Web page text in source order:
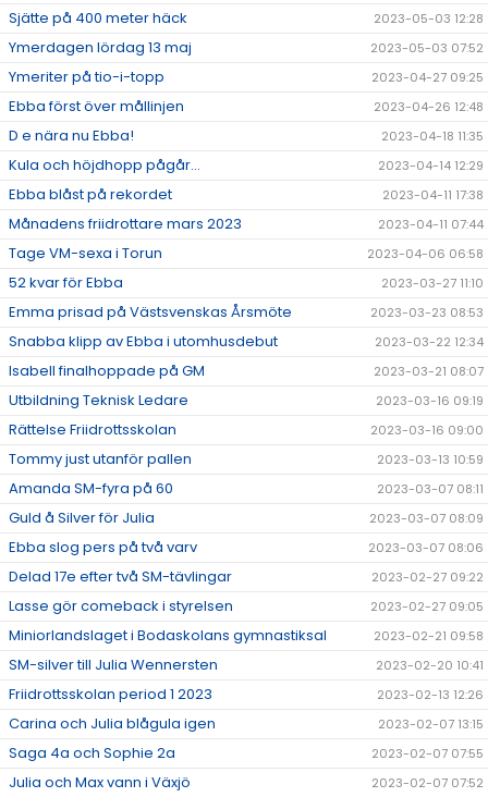
Sjätte på 400 meter häck 2023-05-03 12:28
Ymerdagen lördag 13 maj 2023-05-03 07:52
Ymeriter på tio-i-topp 2023-04-27 09:25
Ebba först över mållinjen 2023-04-26 12:48
D e nära nu Ebba! 2023-04-18 11:35
Kula och höjdhopp pågår... 2023-04-14 12:29
Ebba blåst på rekordet 2023-04-11 17:38
Månadens friidrottare mars 2023 2023-04-11 07:44
Tage VM-sexa i Torun 2023-04-06 06:58
52 kvar för Ebba 2023-03-27 11:10
Emma prisad på Västsvenskas Årsmöte 2023-03-23 08:53
Snabba klipp av Ebba i utomhusdebut 2023-03-22 12:34
Isabell finalhoppade på GM 2023-03-21 08:07
Utbildning Teknisk Ledare 2023-03-16 09:19
Rättelse Friidrottsskolan 2023-03-16 09:00
Tommy just utanför pallen 2023-03-13 10:59
Amanda SM-fyra på 60 2023-03-07 08:11
Guld å Silver för Julia 2023-03-07 08:09
Ebba slog pers på två varv 2023-03-07 08:06
Delad 17e efter två SM-tävlingar 2023-02-27 09:22
Lasse gör comeback i styrelsen 2023-02-27 09:05
Miniorlandslaget i Bodaskolans gymnastiksal 2023-02-21 09:58
SM-silver till Julia Wennersten 2023-02-20 10:41
Friidrottsskolan period 1 2023 2023-02-13 12:26
Carina och Julia blågula igen 2023-02-07 13:15
Saga 4a och Sophie 2a 2023-02-07 07:55
Julia och Max vann i Växjö 2023-02-07 07:52